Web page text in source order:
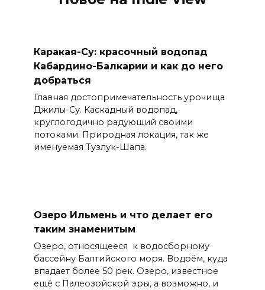
Каракая-Су: красочный водопад
Кабардино-Балкарии и как до него
добраться
Главная достопримечательность урочища
Джилы-Су. Каскадный водопад,
круглогодично радующий своими
потоками. Природная локация, так же
именуемая Тузлук-Шапа.
Озеро Ильмень и что делает его
таким знаменитым
Озеро, относящееся к водосборному
бассейну Балтийского моря. Водоём, куда
впадает более 50 рек. Озеро, известное
ещё с Палеозойской эры, а возможно, и